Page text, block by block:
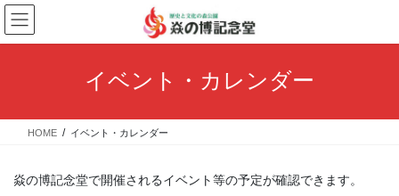
コ
ン
テ
ス
ナ
ビ
ゲ
ン
イベント・カレンダー
HOME イベント・カレンダー
焱の博記念堂で開催されるイベント等の予定が確認できます。